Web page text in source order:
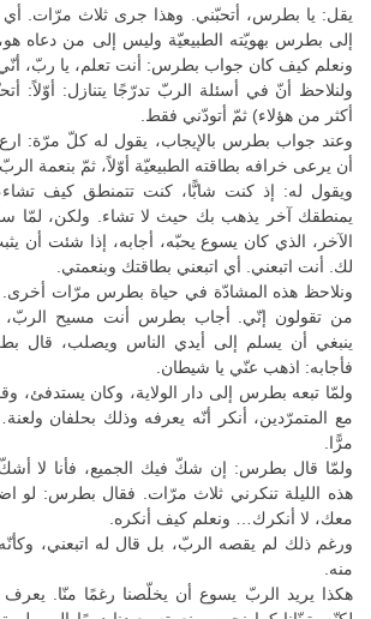
يقل: يا بطرس، أتحبّني. وهذا جرى ثلاث مرّات.
إلى بطرس بهويّته الطبيعيّة وليس إلى من دعاه
ونعلم كيف كان جواب بطرس: أنت تعلم، يا ربّ،
ولنلاحظ أنّ في أسئلة الربّ تدرّجًا يتنازل: أوّلاً:
أكثر من هؤلاء) ثمّ أتودّني فقط.
وعند جواب بطرس بالإيجاب، يقول له كلّ مرّة:
أن يرعى خرافه بطاقته الطبيعيّة أوّلاً، ثمّ بنعمة الربّ.
ويقول له: إذ كنت شابًّا، كنت تتمنطق كيف
يمنطقك آخر يذهب بك حيث لا تشاء. ولكن، لمّا
الآخر، الذي كان يسوع يحبّه، أجابه، إذا شئت أن
لك. أنت اتبعني. أي اتبعني بطاقتك وبنعمتي.
ونلاحظ هذه المشادّة في حياة بطرس مرّات أخرى.
من تقولون إنّي. أجاب بطرس أنت مسيح الربّ،
ينبغي أن يسلم إلى أيدي الناس ويصلب، قال
فأجابه: اذهب عنّي يا شيطان.
ولمّا تبعه بطرس إلى دار الولاية، وكان يستدفئ،
مع المتمرّدين، أنكر أنّه يعرفه وذلك بحلفان
مرًّا.
ولمّا قال بطرس: إن شكّ فيك الجميع، فأنا لا
هذه الليلة تنكرني ثلاث مرّات. فقال بطرس: لو
معك، لا أنكرك… ونعلم كيف أنكره.
ورغم ذلك لم يقصه الربّ، بل قال له اتبعني،
منه.
هكذا يريد الربّ يسوع أن يخلّصنا رغمًا منّا. يعرف